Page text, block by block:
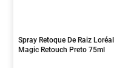
Spray Retoque De Raiz Loréal
Magic Retouch Preto 75ml
8º Absorvente